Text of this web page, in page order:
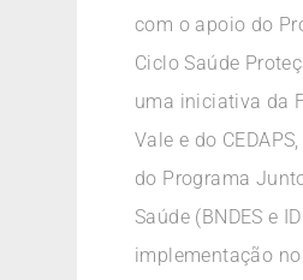
com o apoio do
Ciclo Saúde
uma iniciativa da
Vale e do
do Programa
Saúde (BNDES e
implementação